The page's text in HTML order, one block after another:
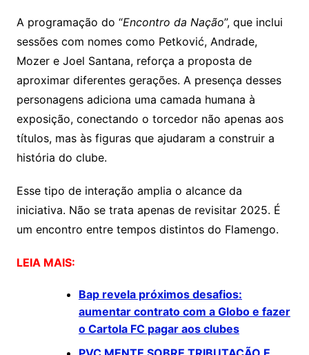
A programação do “Encontro da Nação”, que inclui
sessões com nomes como Petković, Andrade,
Mozer e Joel Santana, reforça a proposta de
aproximar diferentes gerações. A presença desses
personagens adiciona uma camada humana à
exposição, conectando o torcedor não apenas aos
títulos, mas às figuras que ajudaram a construir a
história do clube.
Esse tipo de interação amplia o alcance da
iniciativa. Não se trata apenas de revisitar 2025. É
um encontro entre tempos distintos do Flamengo.
LEIA MAIS:
Bap revela próximos desafios:
aumentar contrato com a Globo e fazer
o Cartola FC pagar aos clubes